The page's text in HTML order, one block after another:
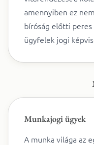
amennyiben ez
bíróság előtti
ügyfelek jogi
Munkajogi ügyek
A munka világa az